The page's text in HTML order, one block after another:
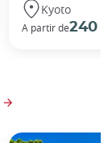
Kyoto
A partir de240